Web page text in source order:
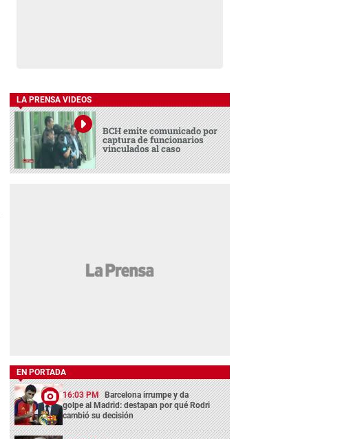
LA PRENSA VIDEOS
BCH emite comunicado por
captura de funcionarios
vinculados al caso
EN PORTADA
16:03 PM Barcelona irrumpe y da
golpe al Madrid: destapan por qué Rodri
cambió su decisión